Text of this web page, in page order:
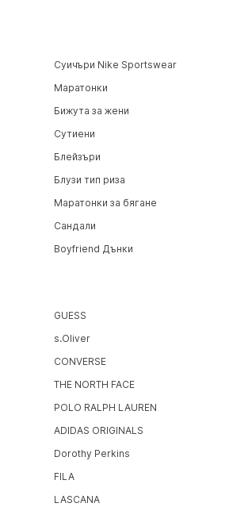
Суичъри Nike Sportswear
Маратонки
Бижута за жени
Сутиени
Блейзъри
Блузи тип риза
Маратонки за бягане
Сандали
Boyfriend Дънки
GUESS
s.Oliver
CONVERSE
THE NORTH FACE
POLO RALPH LAUREN
ADIDAS ORIGINALS
Dorothy Perkins
FILA
LASCANA